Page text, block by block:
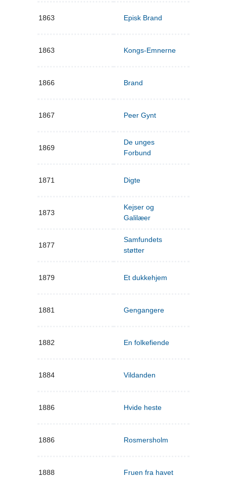
1863 Episk Brand
1863 Kongs-Emnerne
1866 Brand
1867 Peer Gynt
1869
De unges
Forbund
1871 Digte
1873
Kejser og
Galilæer
1877
Samfundets
støtter
1879 Et dukkehjem
1881 Gengangere
1882 En folkefiende
1884 Vildanden
1886 Hvide heste
1886 Rosmersholm
1888 Fruen fra havet